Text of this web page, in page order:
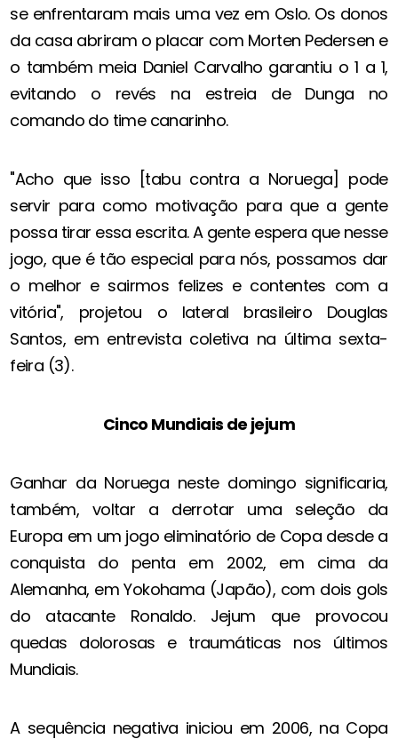
se enfrentaram mais uma vez em Oslo. Os donos
da casa abriram o placar com Morten Pedersen e
o também meia Daniel Carvalho garantiu o 1 a 1,
evitando o revés na estreia de Dunga no
comando do time canarinho.
"Acho que isso [tabu contra a Noruega] pode
servir para como motivação para que a gente
possa tirar essa escrita. A gente espera que nesse
jogo, que é tão especial para nós, possamos dar
o melhor e sairmos felizes e contentes com a
vitória", projetou o lateral brasileiro Douglas
Santos, em entrevista coletiva na última sexta-
feira (3).
Cinco Mundiais de jejum
Ganhar da Noruega neste domingo significaria,
também, voltar a derrotar uma seleção da
Europa em um jogo eliminatório de Copa desde a
conquista do penta em 2002, em cima da
Alemanha, em Yokohama (Japão), com dois gols
do atacante Ronaldo. Jejum que provocou
quedas dolorosas e traumáticas nos últimos
Mundiais.
A sequência negativa iniciou em 2006, na Copa